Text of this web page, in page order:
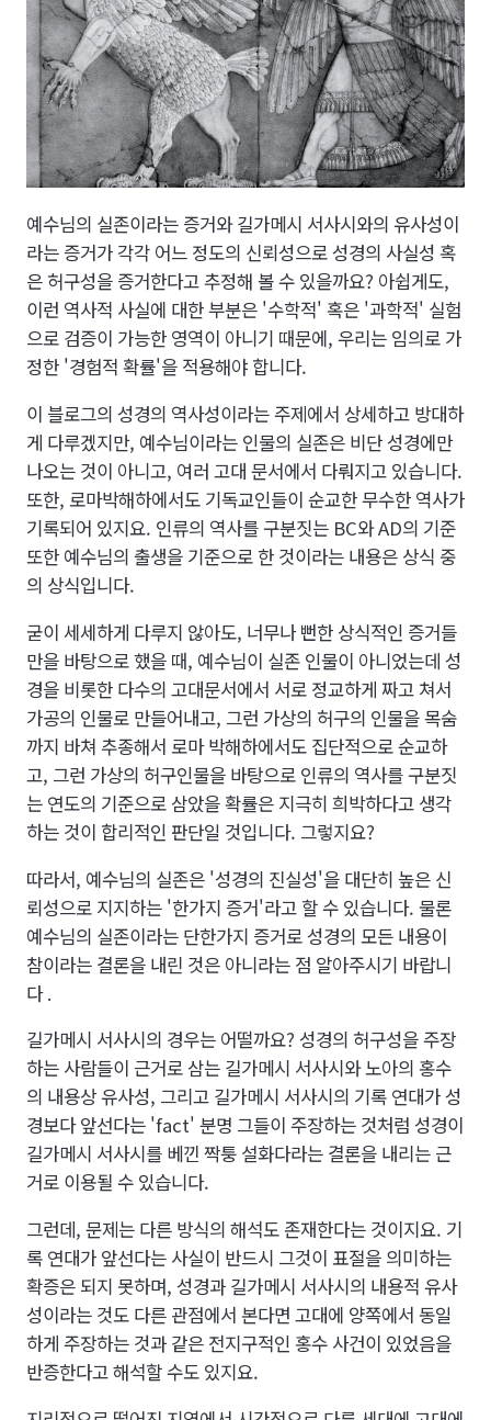
예수님의 실존이라는 증거와 길가메시 서사시와의 유사성이
라는 증거가 각각 어느 정도의 신뢰성으로 성경의 사실성 혹
은 허구성을 증거한다고 추정해 볼 수 있을까요? 아쉽게도,
이런 역사적 사실에 대한 부분은 '수학적' 혹은 '과학적' 실험
으로 검증이 가능한 영역이 아니기 때문에, 우리는 임의로 가
정한 '경험적 확률'을 적용해야 합니다.
이 블로그의 성경의 역사성이라는 주제에서 상세하고 방대하
게 다루겠지만, 예수님이라는 인물의 실존은 비단 성경에만
나오는 것이 아니고, 여러 고대 문서에서 다뤄지고 있습니다.
또한, 로마박해하에서도 기독교인들이 순교한 무수한 역사가
기록되어 있지요. 인류의 역사를 구분짓는 BC와 AD의 기준
또한 예수님의 출생을 기준으로 한 것이라는 내용은 상식 중
의 상식입니다.
굳이 세세하게 다루지 않아도, 너무나 뻔한 상식적인 증거들
만을 바탕으로 했을 때, 예수님이 실존 인물이 아니었는데 성
경을 비롯한 다수의 고대문서에서 서로 정교하게 짜고 쳐서
가공의 인물로 만들어내고, 그런 가상의 허구의 인물을 목숨
까지 바쳐 추종해서 로마 박해하에서도 집단적으로 순교하
고, 그런 가상의 허구인물을 바탕으로 인류의 역사를 구분짓
는 연도의 기준으로 삼았을 확률은 지극히 희박하다고 생각
하는 것이 합리적인 판단일 것입니다. 그렇지요?
따라서, 예수님의 실존은 '성경의 진실성'을 대단히 높은 신
뢰성으로 지지하는 '한가지 증거'라고 할 수 있습니다. 물론
예수님의 실존이라는 단한가지 증거로 성경의 모든 내용이
참이라는 결론을 내린 것은 아니라는 점 알아주시기 바랍니
다 .
길가메시 서사시의 경우는 어떨까요? 성경의 허구성을 주장
하는 사람들이 근거로 삼는 길가메시 서사시와 노아의 홍수
의 내용상 유사성, 그리고 길가메시 서사시의 기록 연대가 성
경보다 앞선다는 'fact' 분명 그들이 주장하는 것처럼 성경이
길가메시 서사시를 베낀 짝퉁 설화다라는 결론을 내리는 근
거로 이용될 수 있습니다.
그런데, 문제는 다른 방식의 해석도 존재한다는 것이지요. 기
록 연대가 앞선다는 사실이 반드시 그것이 표절을 의미하는
확증은 되지 못하며, 성경과 길가메시 서사시의 내용적 유사
성이라는 것도 다른 관점에서 본다면 고대에 양쪽에서 동일
하게 주장하는 것과 같은 전지구적인 홍수 사건이 있었음을
반증한다고 해석할 수도 있지요.